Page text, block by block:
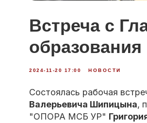
Встреча с
2024-11-20 17:00 НОВОСТИ
Состоялась рабочая
Валерьевича Шипицына,
"ОПОРА МСБ УР"